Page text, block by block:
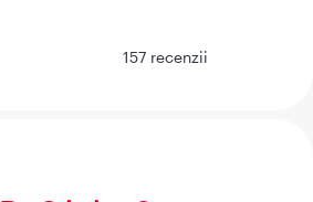
157recenzii